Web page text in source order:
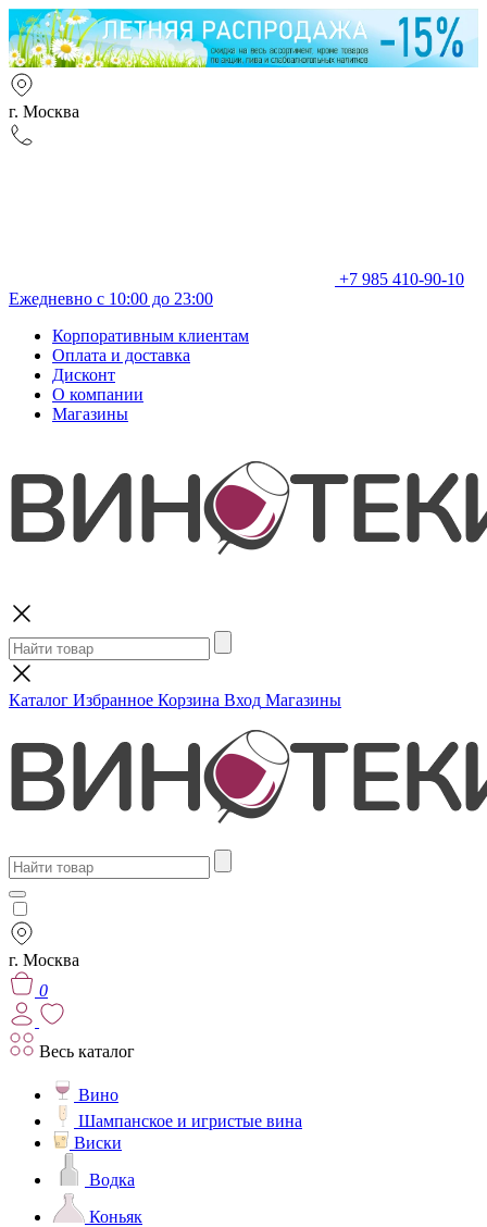
г. Москва
+7 985 410-90-10
Ежедневно с 10:00 до 23:00
Корпоративным клиентам
Оплата и доставка
Дисконт
О компании
Магазины
Каталог Избранное Корзина Вход Магазины
г. Москва
0
Весь каталог
Вино
Шампанское и игристые вина
Виски
Водка
Коньяк